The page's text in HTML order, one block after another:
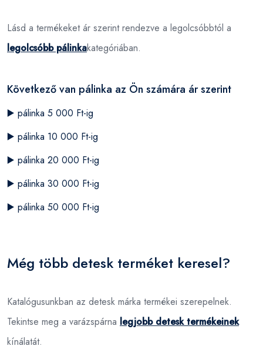
Lásd a termékeket ár szerint rendezve a legolcsóbbtól a
legolcsóbb pálinkakategóriában.
Következő van pálinka az Ön számára ár szerint
▶️ pálinka 5 000 Ft-ig
▶️ pálinka 10 000 Ft-ig
▶️ pálinka 20 000 Ft-ig
▶️ pálinka 30 000 Ft-ig
▶️ pálinka 50 000 Ft-ig
Még több detesk terméket keresel?
Katalógusunkban az detesk márka termékei szerepelnek.
Tekintse meg a varázspárna legjobb detesk termékeinek
kínálatát.